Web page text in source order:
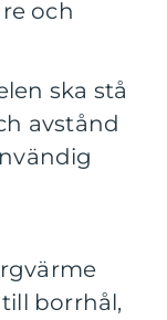
och
ska stå
avstånd
borrhål,